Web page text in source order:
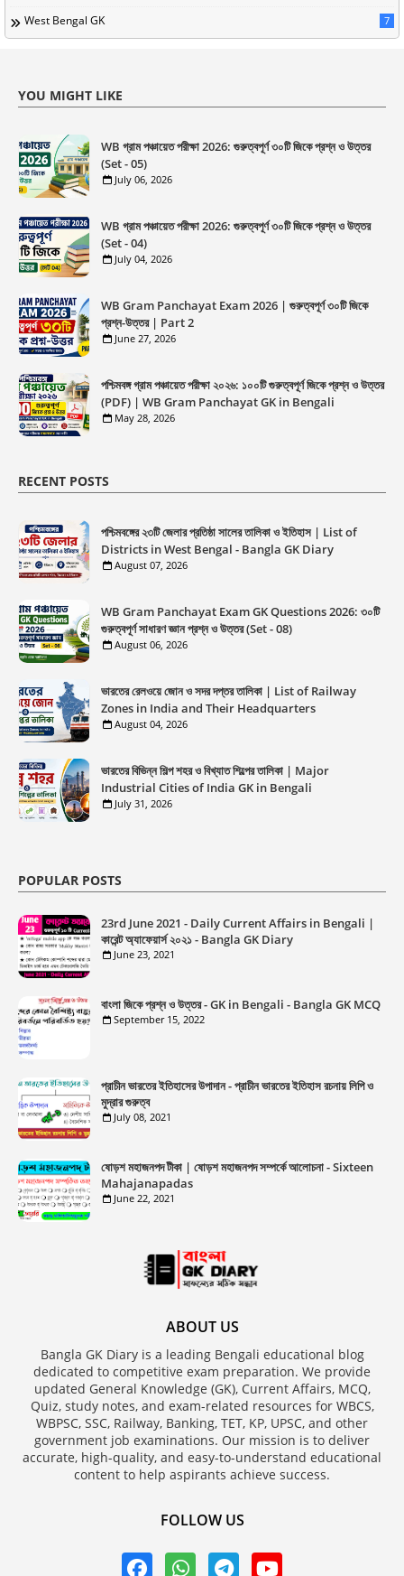
West Bengal GK 7
YOU MIGHT LIKE
WB গ্রাম পঞ্চায়েত পরীক্ষা 2026: গুরুত্বপূর্ণ ৩০টি জিকে প্রশ্ন ও উত্তর
(Set - 05)
July 06, 2026
WB গ্রাম পঞ্চায়েত পরীক্ষা 2026: গুরুত্বপূর্ণ ৩০টি জিকে প্রশ্ন ও উত্তর
(Set - 04)
July 04, 2026
WB Gram Panchayat Exam 2026 | গুরুত্বপূর্ণ ৩০টি জিকে
প্রশ্ন-উত্তর | Part 2
June 27, 2026
পশ্চিমবঙ্গ গ্রাম পঞ্চায়েত পরীক্ষা ২০২৬: ১০০টি গুরুত্বপূর্ণ জিকে প্রশ্ন ও উত্তর
(PDF) | WB Gram Panchayat GK in Bengali
May 28, 2026
RECENT POSTS
পশ্চিমবঙ্গের ২৩টি জেলার প্রতিষ্ঠা সালের তালিকা ও ইতিহাস | List of
Districts in West Bengal - Bangla GK Diary
August 07, 2026
WB Gram Panchayat Exam GK Questions 2026: ৩০টি
গুরুত্বপূর্ণ সাধারণ জ্ঞান প্রশ্ন ও উত্তর (Set - 08)
August 06, 2026
ভারতের রেলওয়ে জোন ও সদর দপ্তর তালিকা | List of Railway
Zones in India and Their Headquarters
August 04, 2026
ভারতের বিভিন্ন শিল্প শহর ও বিখ্যাত শিল্পের তালিকা | Major
Industrial Cities of India GK in Bengali
July 31, 2026
POPULAR POSTS
23rd June 2021 - Daily Current Affairs in Bengali |
কারেন্ট অ্যাফেয়ার্স ২০২১ - Bangla GK Diary
June 23, 2021
বাংলা জিকে প্রশ্ন ও উত্তর - GK in Bengali - Bangla GK MCQ
September 15, 2022
প্রাচীন ভারতের ইতিহাসের উপাদান - প্রাচীন ভারতের ইতিহাস রচনায় লিপি ও
মুদ্রার গুরুত্ব
July 08, 2021
ষোড়শ মহাজনপদ টীকা | ষোড়শ মহাজনপদ সম্পর্কে আলোচনা - Sixteen
Mahajanapadas
June 22, 2021
ABOUT US
Bangla GK Diary is a leading Bengali educational blog
dedicated to competitive exam preparation. We provide
updated General Knowledge (GK), Current Affairs, MCQ,
Quiz, study notes, and exam-related resources for WBCS,
WBPSC, SSC, Railway, Banking, TET, KP, UPSC, and other
government job examinations. Our mission is to deliver
accurate, high-quality, and easy-to-understand educational
content to help aspirants achieve success.
FOLLOW US